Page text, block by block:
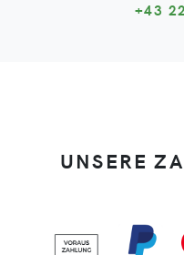
+43
UNSERE